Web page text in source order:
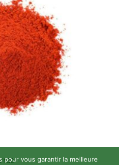
pour vous garantir la meilleure